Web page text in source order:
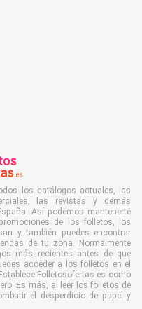
los catálogos actuales, las
las revistas y demás
Así podemos mantenerte
de los folletos, los
y también puedes encontrar
de tu zona. Normalmente
más recientes antes de que
acceder a los folletos en el
Folletosofertas.es como
Es más, al leer los folletos de
el desperdicio de papel y